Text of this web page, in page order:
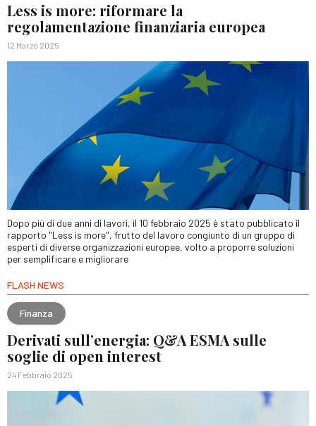
Less is more: riformare la
regolamentazione finanziaria europea
12 Marzo 2025
Dopo più di due anni di lavori, il 10 febbraio 2025 è stato pubblicato il
rapporto "Less is more", frutto del lavoro congiunto di un gruppo di
esperti di diverse organizzazioni europee, volto a proporre soluzioni
per semplificare e migliorare
FLASH NEWS
Finanza
Derivati sull’energia: Q&A ESMA sulle
soglie di open interest
24 Febbraio 2025